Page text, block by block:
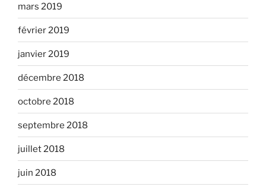
mars 2019
février 2019
janvier 2019
décembre 2018
octobre 2018
septembre 2018
juillet 2018
juin 2018